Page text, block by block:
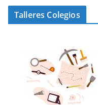
Talleres Colegios